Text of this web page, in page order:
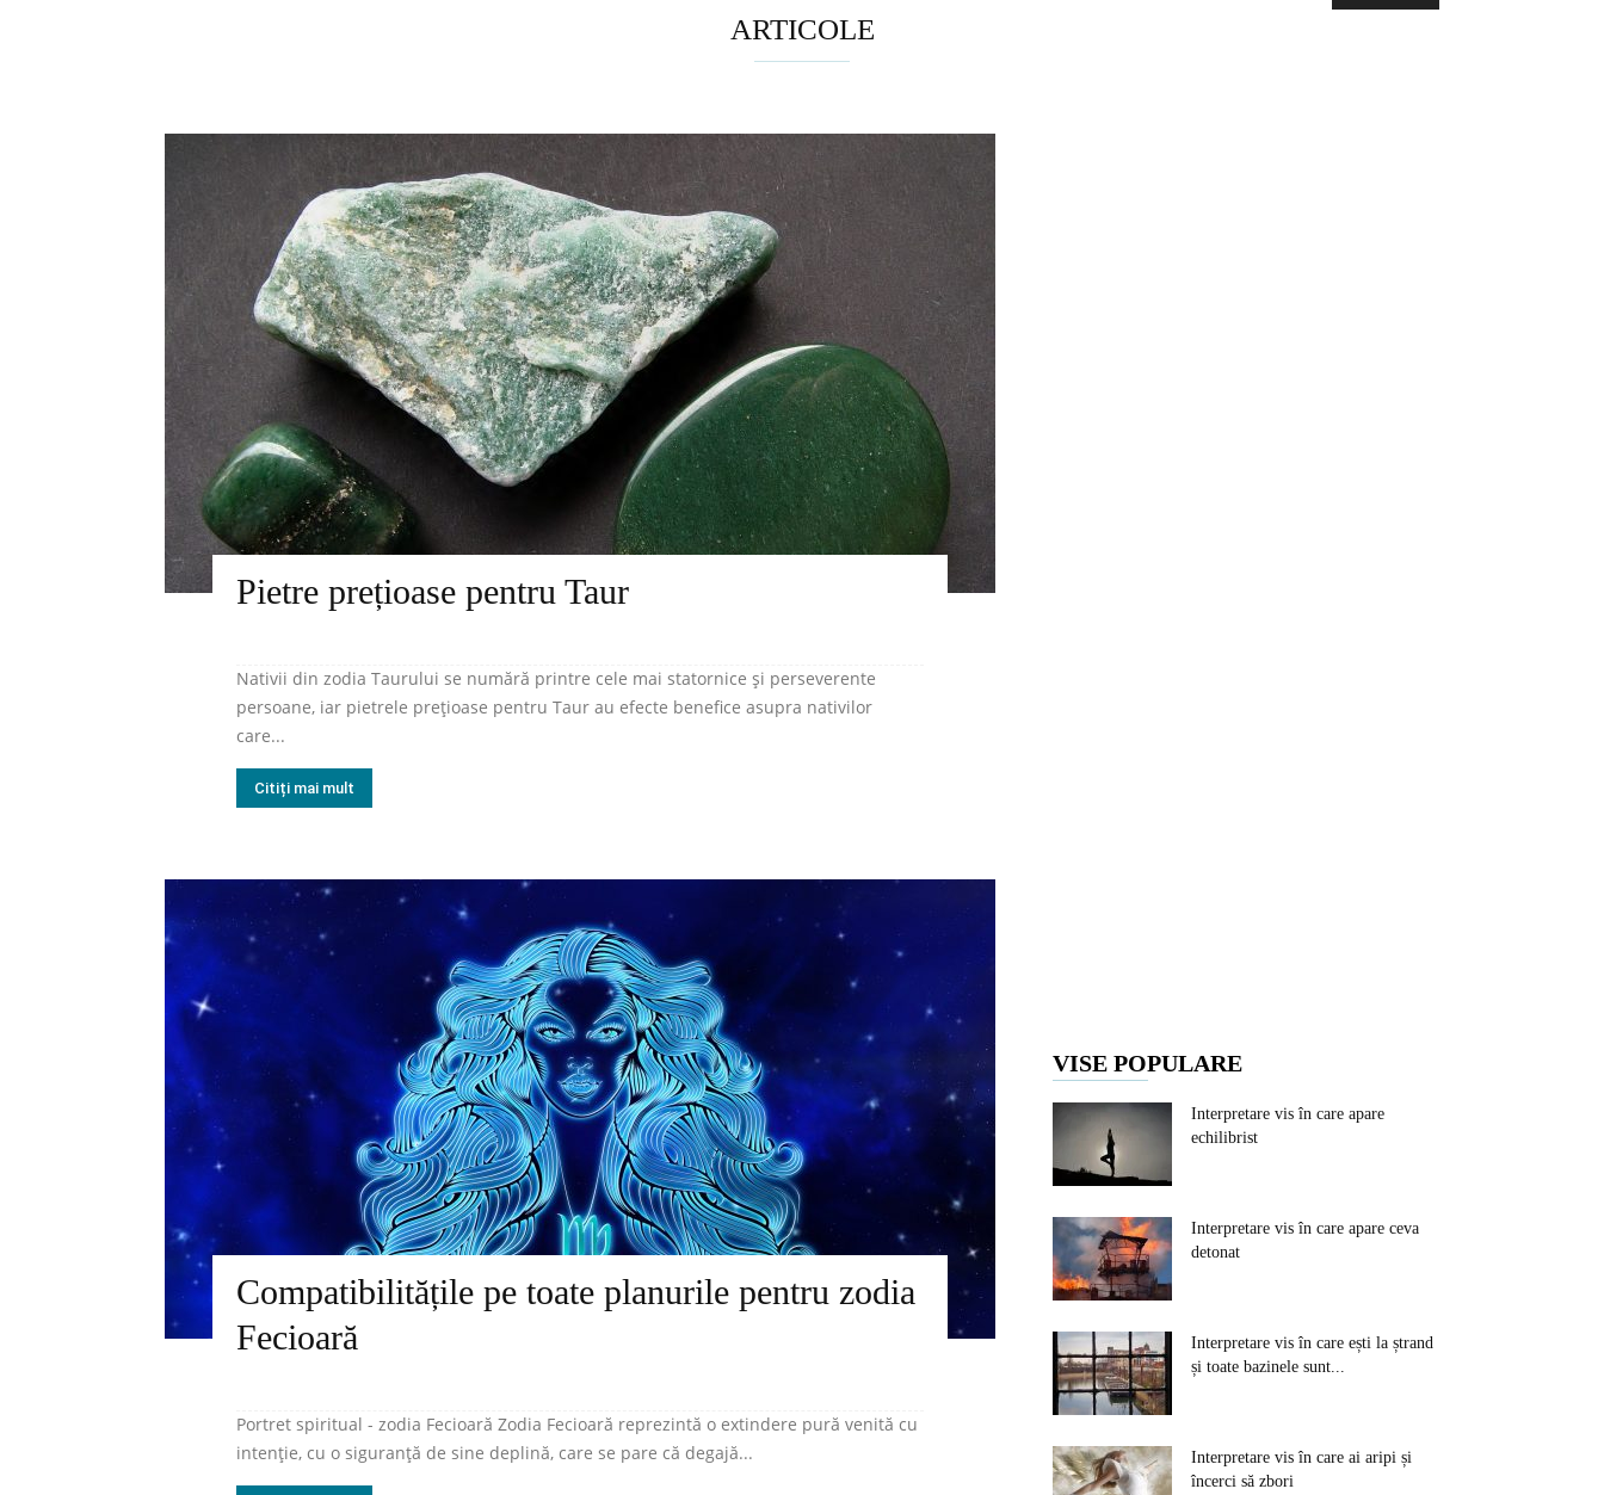
ARTICOLE
Pietre prețioase pentru Taur
Nativii din zodia Taurului se numără printre cele mai statornice și perseverente
persoane, iar pietrele prețioase pentru Taur au efecte benefice asupra nativilor
care...
Citiți mai mult
Compatibilitățile pe toate planurile pentru zodia
Fecioară
Portret spiritual - zodia Fecioară Zodia Fecioară reprezintă o extindere pură venită cu
intenție, cu o siguranță de sine deplină, care se pare că degajă...
VISE POPULARE
Interpretare vis în care apare
echilibrist
Interpretare vis în care apare ceva
detonat
Interpretare vis în care ești la ștrand
și toate bazinele sunt...
Interpretare vis în care ai aripi și
încerci să zbori